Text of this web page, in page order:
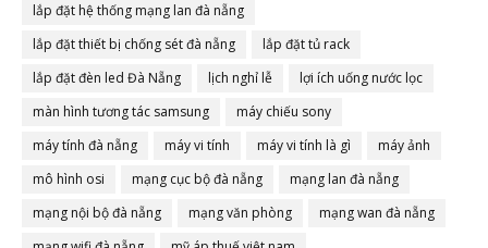
lắp đặt hệ thống mạng lan đà nẵng
lắp đặt thiết bị chống sét đà nẵng
lắp đặt tủ rack
lắp đặt đèn led Đà Nẵng
lịch nghỉ lễ
lợi ích uống nước lọc
màn hình tương tác samsung
máy chiếu sony
máy tính đà nẵng
máy vi tính máy vi tính là gì
máy ảnh
mô hình osi
mạng cục bộ đà nẵng
mạng lan đà nẵng
mạng nội bộ đà nẵng
mạng văn phòng
mạng wan đà nẵng